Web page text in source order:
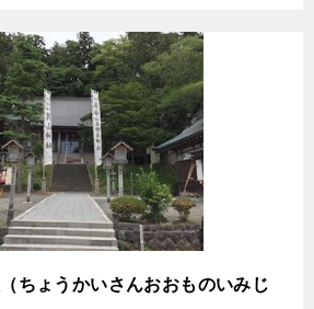
ちょうかいさんおおものいみじ